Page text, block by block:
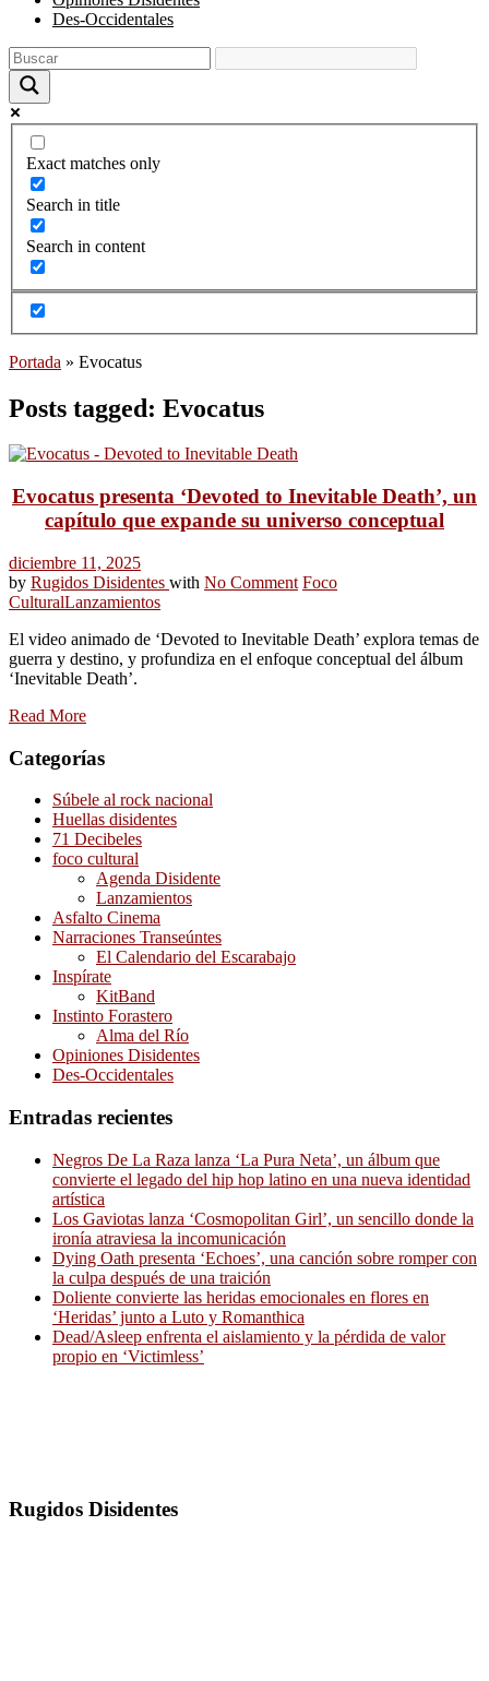
Des-Occidentales
Exact matches only
Search in title
Search in content
Portada » Evocatus
Posts tagged: Evocatus
Evocatus presenta ‘Devoted to Inevitable Death’, un
capítulo que expande su universo conceptual
diciembre 11, 2025
by Rugidos Disidentes with No Comment Foco
CulturalLanzamientos
El video animado de ‘Devoted to Inevitable Death’ explora temas de
guerra y destino, y profundiza en el enfoque conceptual del álbum
‘Inevitable Death’.
Read More
Categorías
Súbele al rock nacional
Huellas disidentes
71 Decibeles
foco cultural
Agenda Disidente
Lanzamientos
Asfalto Cinema
Narraciones Transeúntes
El Calendario del Escarabajo
Inspírate
KitBand
Instinto Forastero
Alma del Río
Opiniones Disidentes
Des-Occidentales
Entradas recientes
Negros De La Raza lanza ‘La Pura Neta’, un álbum que
convierte el legado del hip hop latino en una nueva identidad
artística
Los Gaviotas lanza ‘Cosmopolitan Girl’, un sencillo donde la
ironía atraviesa la incomunicación
Dying Oath presenta ‘Echoes’, una canción sobre romper con
la culpa después de una traición
Doliente convierte las heridas emocionales en flores en
‘Heridas’ junto a Luto y Romanthica
Dead/Asleep enfrenta el aislamiento y la pérdida de valor
propio en ‘Victimless’
Rugidos Disidentes